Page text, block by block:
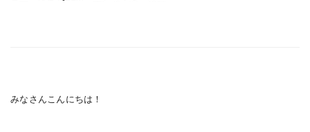
みなさんこんにちは！